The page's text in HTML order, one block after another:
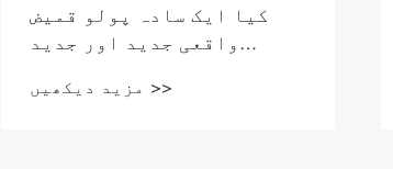
کیا ایک سادہ پولو قمیض
واقعی جدید اور جدید
مزید دیکھیں >>